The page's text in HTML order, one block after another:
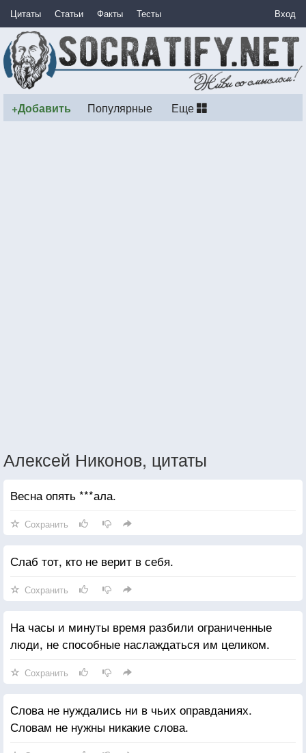
Цитаты Статьи Факты Тесты Вход
+Добавить Популярные Еще
Алексей Никонов, цитаты
Весна опять ***ала.
Сохранить
Слаб тот, кто не верит в себя.
Сохранить
На часы и минуты время разбили ограниченные
люди, не способные наслаждаться им целиком.
Сохранить
Слова не нуждались ни в чьих оправданиях.
Словам не нужны никакие слова.